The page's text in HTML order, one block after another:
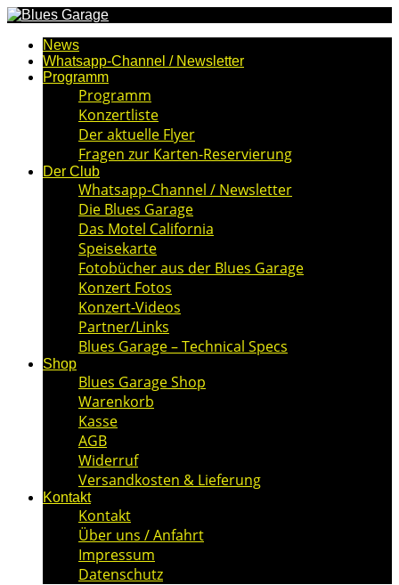
News
Whatsapp-Channel / Newsletter
Programm
Programm
Konzertliste
Der aktuelle Flyer
Fragen zur Karten-Reservierung
Der Club
Whatsapp-Channel / Newsletter
Die Blues Garage
Das Motel California
Speisekarte
Fotobücher aus der Blues Garage
Konzert Fotos
Konzert-Videos
Partner/Links
Blues Garage – Technical Specs
Shop
Blues Garage Shop
Warenkorb
Kasse
AGB
Widerruf
Versandkosten & Lieferung
Kontakt
Kontakt
Über uns / Anfahrt
Impressum
Datenschutz